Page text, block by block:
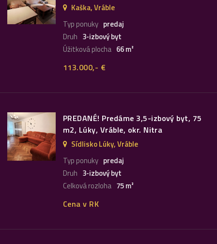
Kaška, Vráble
Typ ponuky predaj
Druh 3-izbový byt
Úžitková plocha 66 m²
113.000,- €
PREDANÉ! Predáme 3,5-izbový byt, 75
m2, Lúky, Vráble, okr. Nitra
Sídlisko Lúky, Vráble
Typ ponuky predaj
Druh 3-izbový byt
Celková rozloha 75 m²
Cena v RK